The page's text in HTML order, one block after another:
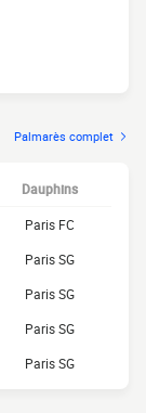
Palmarès complet
Dauphins
Paris FC
Paris SG
Paris SG
Paris SG
Paris SG